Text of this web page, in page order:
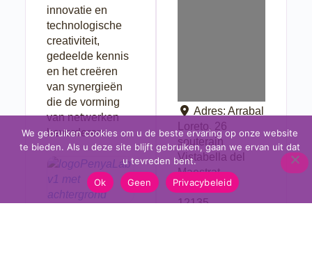
innovatie en
technologische
creativiteit,
gedeelde kennis
en het creëren
van synergieën
die de vorming
van netwerken
bevorderen.
Adres:Arrabal
Loreto, 26
souterain
Vistabella del
Maestrat
Castelló
12135
We gebruiken cookies om u de beste ervaring op onze website
te bieden. Als u deze site blijft gebruiken, gaan we ervan uit dat
u tevreden bent.
Ok
Geen Privacybeleid